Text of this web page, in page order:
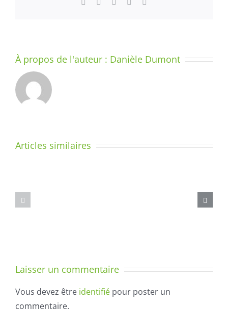
À propos de l'auteur : Danièle Dumont
Articles similaires
d’écriture
Laisser un commentaire
Vous devez être identifié pour poster un
commentaire.